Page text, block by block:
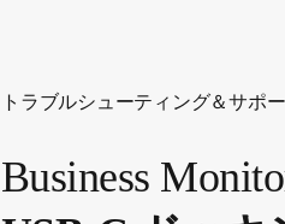
トラブルシューティング＆サポー
Business